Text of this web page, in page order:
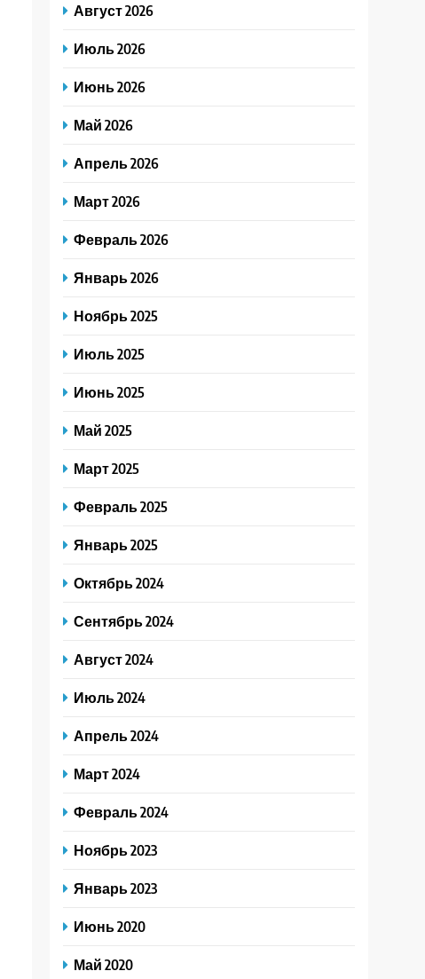
Август 2026
Июль 2026
Июнь 2026
Май 2026
Апрель 2026
Март 2026
Февраль 2026
Январь 2026
Ноябрь 2025
Июль 2025
Июнь 2025
Май 2025
Март 2025
Февраль 2025
Январь 2025
Октябрь 2024
Сентябрь 2024
Август 2024
Июль 2024
Апрель 2024
Март 2024
Февраль 2024
Ноябрь 2023
Январь 2023
Июнь 2020
Май 2020